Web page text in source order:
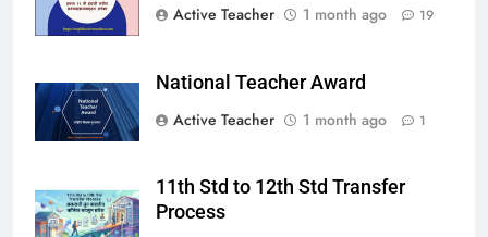
Active Teacher
1 month ago 19
National Teacher Award
Active Teacher
1 month ago 1
11th Std to 12th Std Transfer
Process